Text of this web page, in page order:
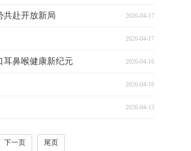
赴开放新局 2026-04-17
2026-04-17
鼻喉健康新纪元 2026-04-16
2026-04-16
2026-04-13
下一页 尾页